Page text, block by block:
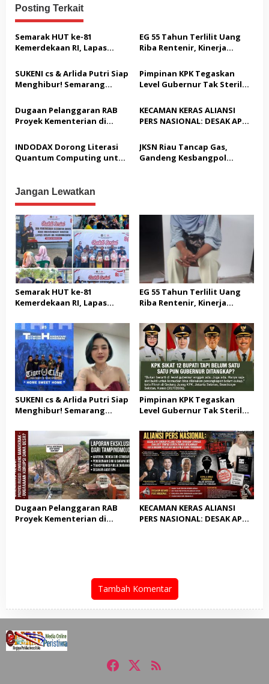
a
s
i
o
Posting Terkait
Semarak HUT ke-81
Kemerdekaan RI, Lapas
Sosial dan Pemeriksaan
Kesehatan Gratis bagi
Masyarakat
EG 55 Tahun Terlilit Uang
Riba Rentenir, Kinerja
Satreskrim Polresta
Karawang unit krimum
Patut di Pertanyakan
SUKENI cs & Arlida Putri Siap
Menghibur! Semarang
Akbar “Back On Track” 2026–
2029
Pimpinan KPK Tegaskan
Level Gubernur Tak Steril
Cukup, Bukan Dilindungi
Dugaan Pelanggaran RAB
Proyek Kementerian di
Nasionaldetik.com Desak
Tindakan Tegas
KECAMAN KERAS ALIANSI
PERS NASIONAL: DESAK APH
TERHADAP JURNALIS DAN
USUT TUNTAS GURITA
PUNGLI BERJAMAAH SERTA
INDODAX Dorong Literasi
Quantum Computing untuk
JKSN Riau Tancap Gas,
Gandeng Kesbangpol
Jangan Lewatkan
Semarak HUT ke-81
Kemerdekaan RI, Lapas
Sosial dan Pemeriksaan
Kesehatan Gratis bagi
Masyarakat
EG 55 Tahun Terlilit Uang
Riba Rentenir, Kinerja
Satreskrim Polresta
Karawang unit krimum
Patut di Pertanyakan
SUKENI cs & Arlida Putri Siap
Menghibur! Semarang
Akbar “Back On Track” 2026–
2029
Pimpinan KPK Tegaskan
Level Gubernur Tak Steril
Cukup, Bukan Dilindungi
Dugaan Pelanggaran RAB
Proyek Kementerian di
KECAMAN KERAS ALIANSI
PERS NASIONAL: DESAK APH
KEPALA DINAS PENDIDIKAN
Tambah Komentar